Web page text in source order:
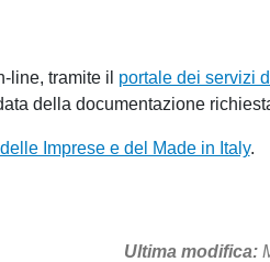
line, tramite il portale dei servizi
della documentazione
Imprese e del Made in Italy.
Ultima modifica